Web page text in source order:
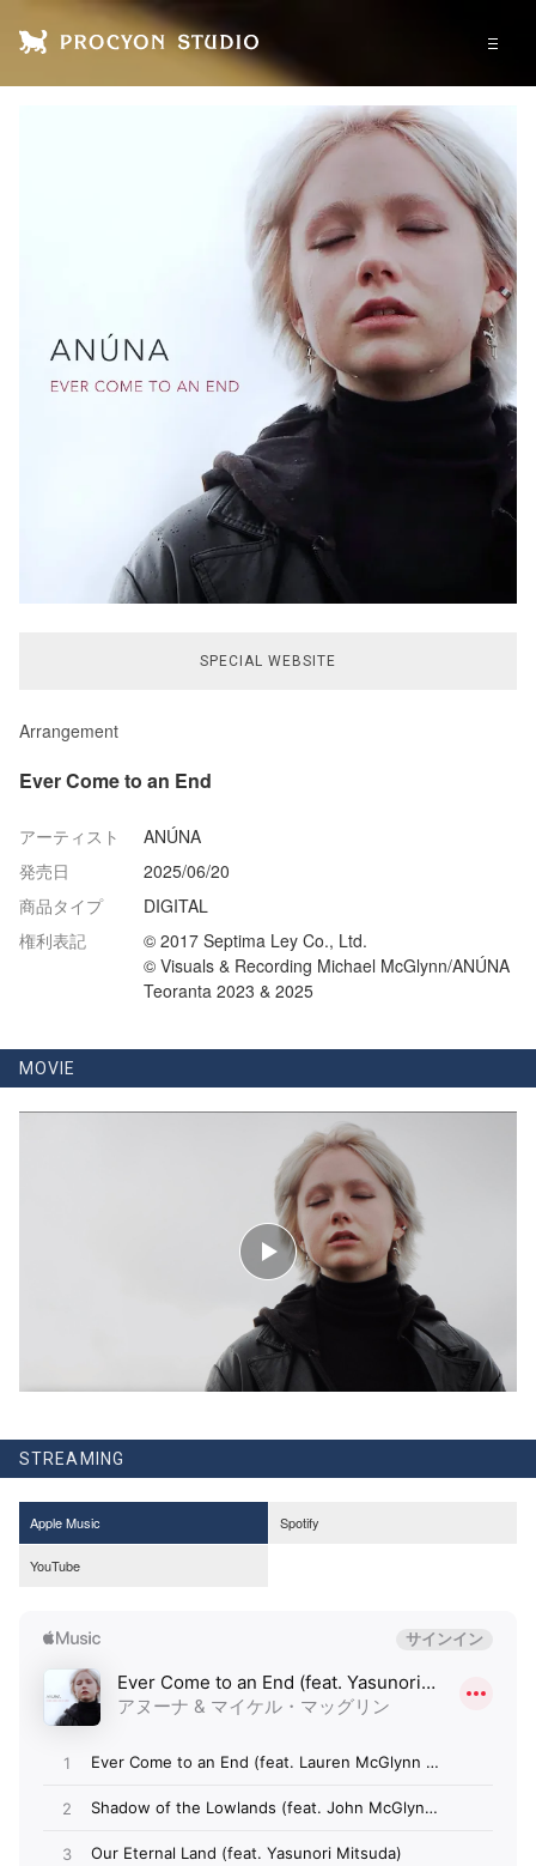
SPECIAL WEBSITE
Arrangement
Ever Come to an End
アーティスト
ANÚNA
発売日
2025/06/20
商品タイプ
DIGITAL
権利表記
© 2017 Septima Ley Co., Ltd.
© Visuals & Recording Michael McGlynn/ANÚNA
Teoranta 2023 & 2025
MOVIE
STREAMING
Apple Music Spotify
YouTube